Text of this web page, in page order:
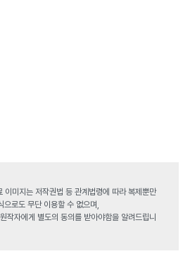
이미지는 저작권법 등 관계법령에 따라 복제뿐만
로도 무단 이용할 수 없으며,
작자에게 별도의 동의를 받아야함을 알려드립니